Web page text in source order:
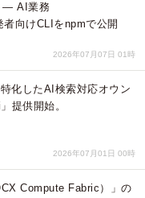
― AI業務
向けCLIをnpmで公開
2026年07月07日 01時
化したAI検索対応オウン
提供開始。
2026年07月01日 00時
Compute Fabric）」の